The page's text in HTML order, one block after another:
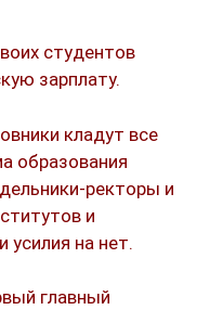
студентов
зарплату.
кладут все
образования
ректоры и
и
усилия на нет.
главный